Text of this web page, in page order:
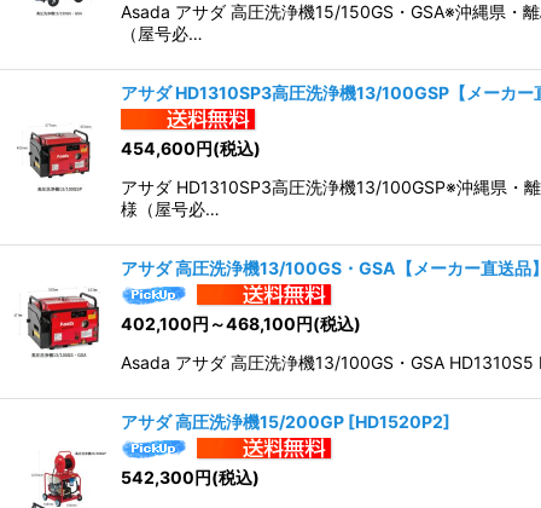
Asada アサダ 高圧洗浄機15/150GS・GSA※沖縄県・
（屋号必…
アサダ HD1310SP3高圧洗浄機13/100GSP【メーカー
454,600円(税込)
アサダ HD1310SP3高圧洗浄機13/100GSP※沖縄県・
様（屋号必…
アサダ 高圧洗浄機13/100GS・GSA【メーカー直送品
402,100円 ～468,100円(税込)
Asada アサダ 高圧洗浄機13/100GS・GSA
アサダ 高圧洗浄機15/200GP [HD1520P2]
542,300円(税込)